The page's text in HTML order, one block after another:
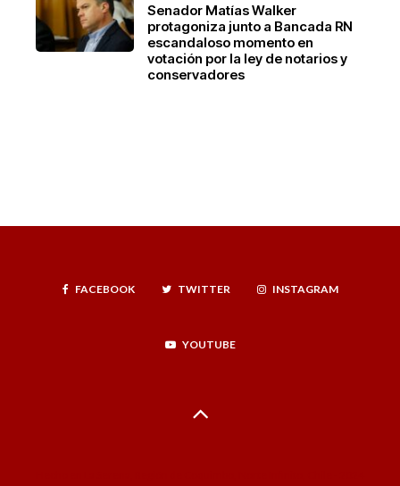
Senador Matías Walker
protagoniza junto a Bancada RN
escandaloso momento en
votación por la ley de notarios y
conservadores
FACEBOOK TWITTER INSTAGRAM
YOUTUBE